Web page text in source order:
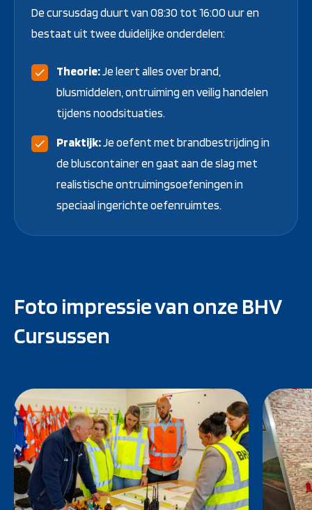
De cursusdag duurt van 08:30 tot 16:00 uur en
bestaat uit twee duidelijke onderdelen:
Theorie:Je leert alles over brand,
blusmiddelen, ontruiming en veilig handelen
tijdens noodsituaties.
Praktijk:Je oefent met brandbestrijding in
de bluscontainer en gaat aan de slag met
realistische ontruimingsoefeningen in
speciaal ingerichte oefenruimtes.
Foto impressie van onze BHV
Cursussen